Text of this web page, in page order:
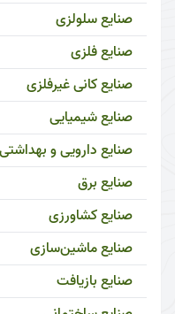
صنایع سلولزی
صنایع فلزی
صنایع کانی غیرفلزی
صنایع شیمیایی
صنایع دارویی و بهداشتی
صنایع برق
صنایع کشاورزی
صنایع ماشین‌سازی
صنایع بازیافت